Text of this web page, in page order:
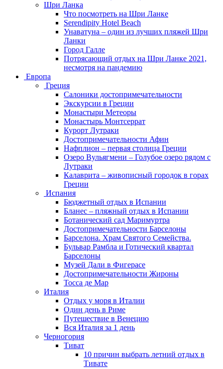
Шри Ланка
Что посмотреть на Шри Ланке
Serendipity Hotel Beach
Унаватуна – один из лучших пляжей Шри
Ланки
Город Галле
Потрясающий отдых на Шри Ланке 2021,
несмотря на пандемию
Европа
Греция
Салоники достопримечательности
Экскурсии в Греции
Монастыри Метеоры
Монастырь Монтсеррат
Курорт Лутраки
Достопримечательности Афин
Нафплион – первая столица Греции
Озеро Вульягмени – Голубое озеро рядом с
Лутраки
Калаврита – живописный городок в горах
Греции
Испания
Бюджетный отдых в Испании
Бланес – пляжный отдых в Испании
Ботанический сад Маримуртра
Достопримечательности Барселоны
Барселона. Храм Святого Семейства.
Бульвар Рамбла и Готический квартал
Барселоны
Музей Дали в Фигерасе
Достопримечательности Жироны
Тосса де Мар
Италия
Отдых у моря в Италии
Один день в Риме
Путешествие в Венецию
Вся Италия за 1 день
Черногория
Тиват
10 причин выбрать летний отдых в
Тивате